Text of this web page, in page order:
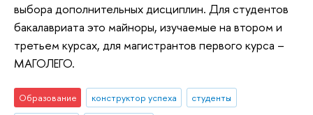
выбора дополнительных дисциплин. Для студентов
бакалавриата это майноры, изучаемые на втором и
третьем курсах, для магистрантов первого курса –
МАГОЛЕГО.
Образование конструктор успеха
студенты